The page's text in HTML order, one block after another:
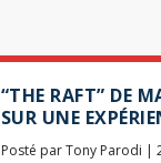
“THE RAFT” DE
SUR UNE
Posté parTony Parodi |